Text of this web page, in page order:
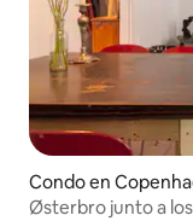
Condo en
Østerbro junto a